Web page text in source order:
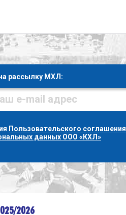
рассылку МХЛ:
Пользовательского соглашения
данных ООО «КХЛ»
2026